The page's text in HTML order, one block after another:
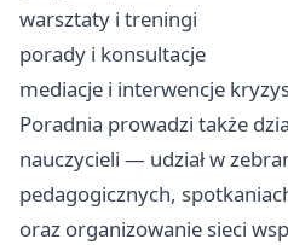
warsztaty i treningi
porady i konsultacje
mediacje i interwencje
Poradnia prowadzi także
nauczycieli — udział w
pedagogicznych,
oraz organizowanie sieci